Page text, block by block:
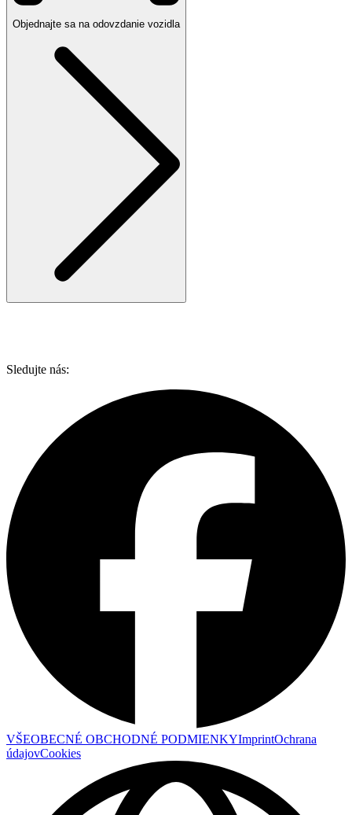
Objednajte sa na odovzdanie vozidla
Sledujte nás:
VŠEOBECNÉ OBCHODNÉ PODMIENKYImprintOchrana
údajovCookies